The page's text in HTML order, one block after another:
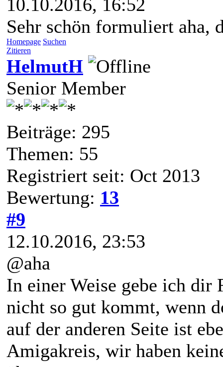
10.10.2016, 16:52
Sehr schön formuliert aha,
Homepage Suchen
Zitieren
HelmutH
Senior Member
Beiträge: 295
Themen: 55
Registriert seit: Oct 2013
Bewertung: 13
#9
12.10.2016, 23:53
@aha
In einer Weise gebe ich dir
nicht so gut kommt, wenn
auf der anderen Seite ist
Amigakreis, wir haben